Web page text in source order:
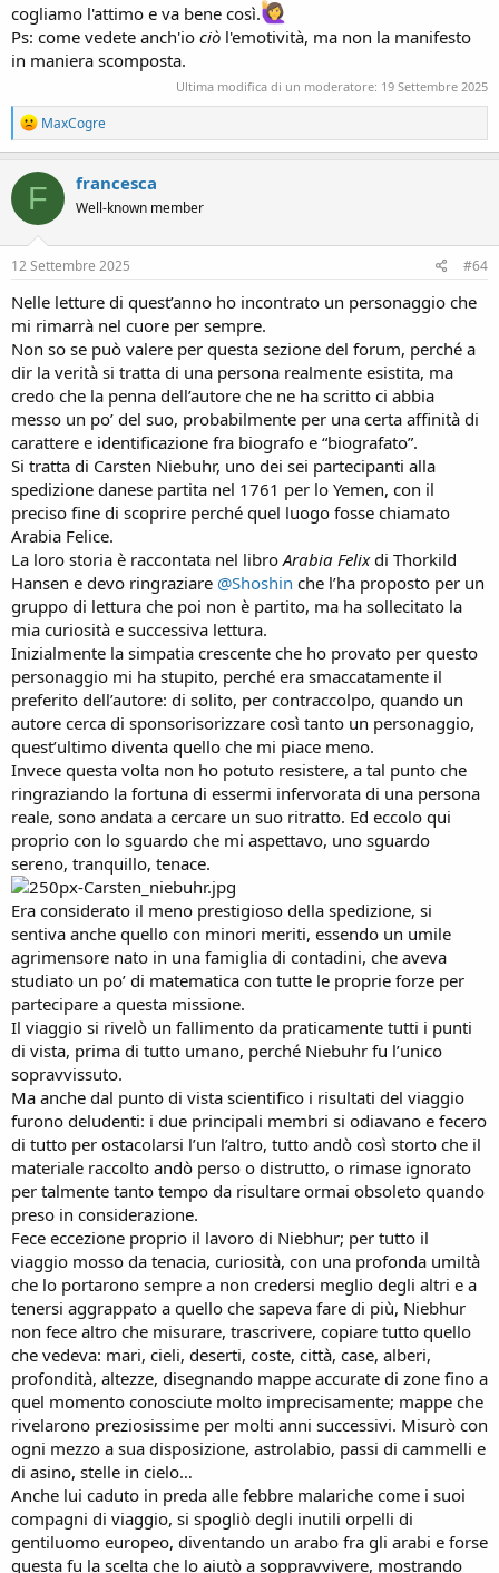
cogliamo l'attimo e va bene così.
Ps: come vedete anch'io ciò l'emotività, ma non la manifesto
in maniera scomposta.
Ultima modifica di un moderatore: 19 Settembre 2025
R
e
a
c
t
o
n
s
MaxCogre
F francesca
Well-known member
12 Settembre 2025 #64
Nelle letture di quest’anno ho incontrato un personaggio che
mi rimarrà nel cuore per sempre.
Non so se può valere per questa sezione del forum, perché a
dir la verità si tratta di una persona realmente esistita, ma
credo che la penna dell’autore che ne ha scritto ci abbia
messo un po’ del suo, probabilmente per una certa affinità di
carattere e identificazione fra biografo e “biografato”.
Si tratta di Carsten Niebuhr, uno dei sei partecipanti alla
spedizione danese partita nel 1761 per lo Yemen, con il
preciso fine di scoprire perché quel luogo fosse chiamato
Arabia Felice.
La loro storia è raccontata nel libro Arabia Felixdi Thorkild
Hansen e devo ringraziare @Shoshin che l’ha proposto per un
gruppo di lettura che poi non è partito, ma ha sollecitato la
mia curiosità e successiva lettura.
Inizialmente la simpatia crescente che ho provato per questo
personaggio mi ha stupito, perché era smaccatamente il
preferito dell’autore: di solito, per contraccolpo, quando un
autore cerca di sponsorisorizzare così tanto un personaggio,
quest’ultimo diventa quello che mi piace meno.
Invece questa volta non ho potuto resistere, a tal punto che
ringraziando la fortuna di essermi infervorata di una persona
reale, sono andata a cercare un suo ritratto. Ed eccolo qui
proprio con lo sguardo che mi aspettavo, uno sguardo
sereno, tranquillo, tenace.
Era considerato il meno prestigioso della spedizione, si
sentiva anche quello con minori meriti, essendo un umile
agrimensore nato in una famiglia di contadini, che aveva
studiato un po’ di matematica con tutte le proprie forze per
partecipare a questa missione.
Il viaggio si rivelò un fallimento da praticamente tutti i punti
di vista, prima di tutto umano, perché Niebuhr fu l’unico
sopravvissuto.
Ma anche dal punto di vista scientifico i risultati del viaggio
furono deludenti: i due principali membri si odiavano e fecero
di tutto per ostacolarsi l’un l’altro, tutto andò così storto che il
materiale raccolto andò perso o distrutto, o rimase ignorato
per talmente tanto tempo da risultare ormai obsoleto quando
preso in considerazione.
Fece eccezione proprio il lavoro di Niebhur; per tutto il
viaggio mosso da tenacia, curiosità, con una profonda umiltà
che lo portarono sempre a non credersi meglio degli altri e a
tenersi aggrappato a quello che sapeva fare di più, Niebhur
non fece altro che misurare, trascrivere, copiare tutto quello
che vedeva: mari, cieli, deserti, coste, città, case, alberi,
profondità, altezze, disegnando mappe accurate di zone fino a
quel momento conosciute molto imprecisamente; mappe che
rivelarono preziosissime per molti anni successivi. Misurò con
ogni mezzo a sua disposizione, astrolabio, passi di cammelli e
di asino, stelle in cielo…
Anche lui caduto in preda alle febbre malariche come i suoi
compagni di viaggio, si spogliò degli inutili orpelli di
gentiluomo europeo, diventando un arabo fra gli arabi e forse
questa fu la scelta che lo aiutò a soppravvivere, mostrando